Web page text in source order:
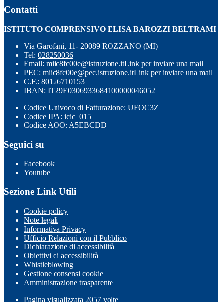
Contatti
ISTITUTO COMPRENSIVO ELISA BAROZZI BELTRAMI
Via Garofani, 11- 20089 ROZZANO (MI)
Tel: 028250036
Email: miic8fc00e@istruzione.itLink per inviare una mail
PEC: miic8fc00e@pec.istruzione.itLink per inviare una mail
C.F.: 80126710153
IBAN: IT29E0306933684100000046052
Codice Univoco di Fatturazione: UFOC3Z
Codice IPA: icic_015
Codice AOO: A5EBCDD
Seguici su
Facebook
Youtube
Sezione Link Utili
Cookie policy
Note legali
Informativa Privacy
Ufficio Relazioni con il Pubblico
Dichiarazione di accessibilità
Obiettivi di accessibilità
Whistleblowing
Gestione consensi cookie
Amministrazione trasparente
Pagina visualizzata 2057 volte